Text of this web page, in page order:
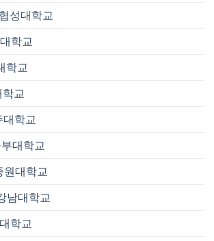
성대학교
학교
학교
학교
대학교
부대학교
원대학교
남대학교
학교